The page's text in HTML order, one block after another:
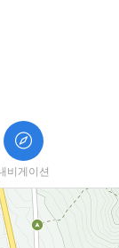
비게이션